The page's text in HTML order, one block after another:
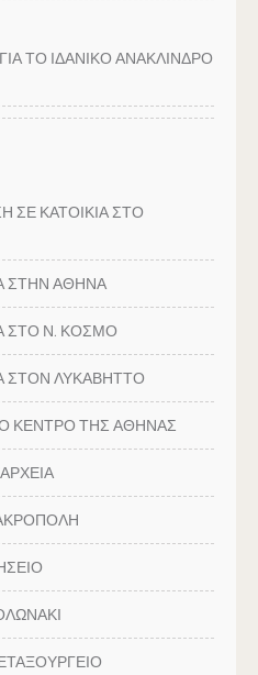
ΤΟ ΙΔΑΝΙΚΟ ΑΝΑΚΛΙΝΔΡΟ
ΣΕ ΚΑΤΟΙΚΙΑ ΣΤΟ
ΣΤΗΝ ΑΘΗΝΑ
ΣΤΟ Ν. ΚΟΣΜΟ
ΣΤΟΝ ΛΥΚΑΒΗΤΤΟ
ΚΕΝΤΡΟ ΤΗΣ ΑΘΗΝΑΣ